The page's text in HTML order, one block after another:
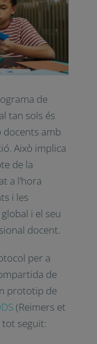
de
tan sols és
docents amb
Això implica
de la
a l’hora
i les
i el seu
docent.
per a
de
prototip de
(Reimers et
seguit: